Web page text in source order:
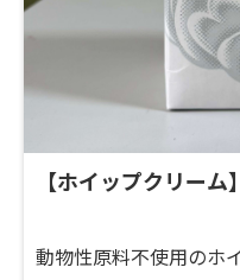
【ホイップクリー
動物性原料不使用のホ